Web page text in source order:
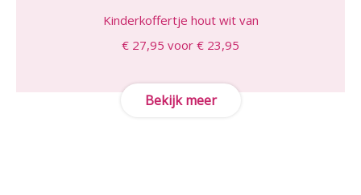
Kinderkoffertje hout wit van
€ 27,95 voor € 23,95
Bekijk meer